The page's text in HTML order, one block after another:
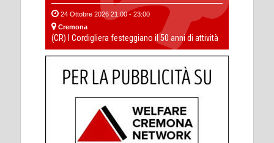
24 Ottobre 2026 21:00 - 23:00
Cremona
(CR) I Cordigliera festeggiano il 50 anni di attività